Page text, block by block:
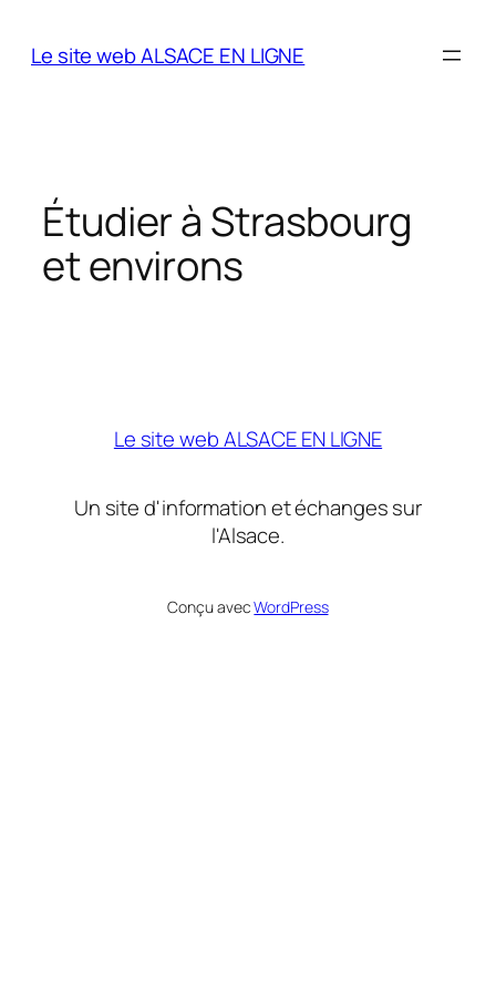
Le site web ALSACE EN LIGNE
Étudier à Strasbourg
et environs
Le site web ALSACE EN LIGNE
Un site d'information et échanges sur
l'Alsace.
Conçu avecWordPress